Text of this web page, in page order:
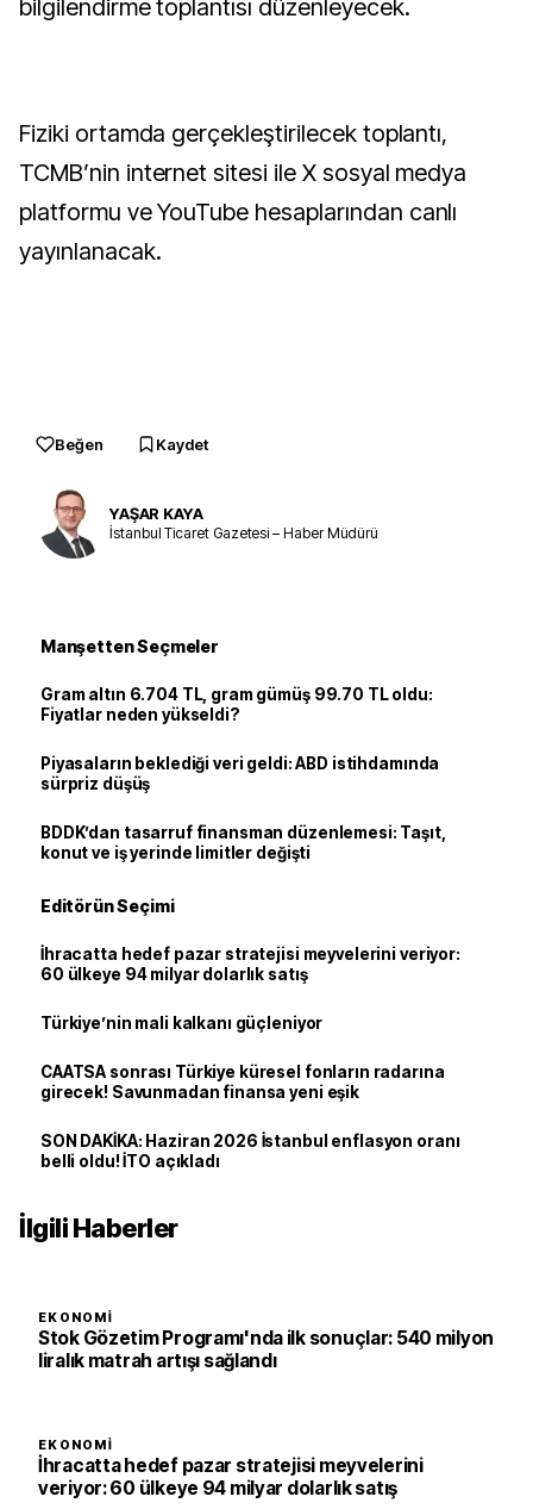
bilgilendirme toplantısı düzenleyecek.
Fiziki ortamda gerçekleştirilecek toplantı,
TCMB’nin internet sitesi ile X sosyal medya
platformu ve YouTube hesaplarından canlı
yayınlanacak.
Beğen Kaydet
YAŞAR KAYA
İstanbul Ticaret Gazetesi – Haber Müdürü
Manşetten Seçmeler
Gram altın 6.704 TL, gram gümüş 99.70 TL oldu:
Fiyatlar neden yükseldi?
Piyasaların beklediği veri geldi: ABD istihdamında
sürpriz düşüş
BDDK’dan tasarruf finansman düzenlemesi: Taşıt,
konut ve iş yerinde limitler değişti
Editörün Seçimi
İhracatta hedef pazar stratejisi meyvelerini veriyor:
60 ülkeye 94 milyar dolarlık satış
Türkiye’nin mali kalkanı güçleniyor
CAATSA sonrası Türkiye küresel fonların radarına
girecek! Savunmadan finansa yeni eşik
SON DAKİKA: Haziran 2026 İstanbul enflasyon oranı
belli oldu! İTO açıkladı
İlgili Haberler
EKONOMI
Stok Gözetim Programı'nda ilk sonuçlar: 540 milyon
liralık matrah artışı sağlandı
EKONOMI
İhracatta hedef pazar stratejisi meyvelerini
veriyor: 60 ülkeye 94 milyar dolarlık satış